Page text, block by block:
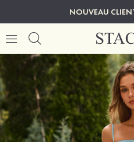
NOUVEAU